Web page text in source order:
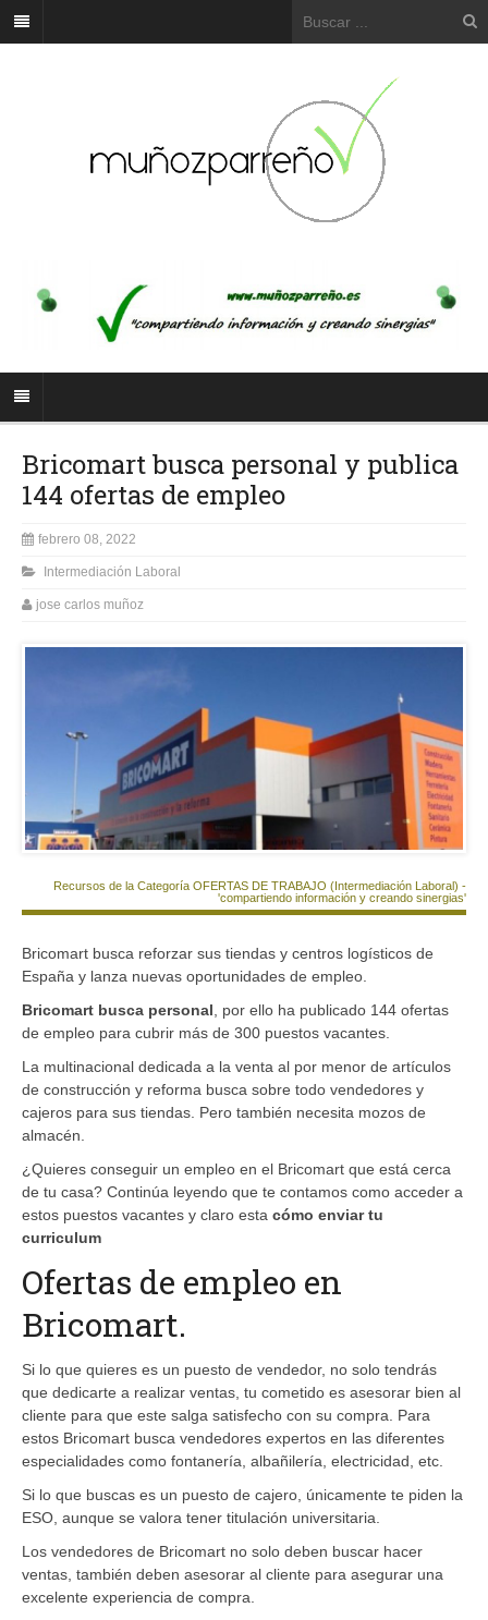
Bricomart busca personal y publica
144 ofertas de empleo
febrero 08, 2022
Intermediación Laboral
jose carlos muñoz
Recursos de la Categoría OFERTAS DE TRABAJO (Intermediación Laboral) -
'compartiendo información y creando sinergias'
Bricomart busca reforzar sus tiendas y centros logísticos de
España y lanza nuevas oportunidades de empleo.
Bricomart busca personal , por ello ha publicado 144 ofertas
de empleo para cubrir más de 300 puestos vacantes.
La multinacional dedicada a la venta al por menor de artículos
de construcción y reforma busca sobre todo vendedores y
cajeros para sus tiendas. Pero también necesita mozos de
almacén.
¿Quieres conseguir un empleo en el Bricomart que está cerca
de tu casa? Continúa leyendo que te contamos como acceder a
estos puestos vacantes y claro esta cómo enviar tu
curriculum
Ofertas de empleo en
Bricomart.
Si lo que quieres es un puesto de vendedor, no solo tendrás
que dedicarte a realizar ventas, tu cometido es asesorar bien al
cliente para que este salga satisfecho con su compra. Para
estos Bricomart busca vendedores expertos en las diferentes
especialidades como fontanería, albañilería, electricidad, etc.
Si lo que buscas es un puesto de cajero, únicamente te piden la
ESO, aunque se valora tener titulación universitaria.
Los vendedores de Bricomart no solo deben buscar hacer
ventas, también deben asesorar al cliente para asegurar una
excelente experiencia de compra.